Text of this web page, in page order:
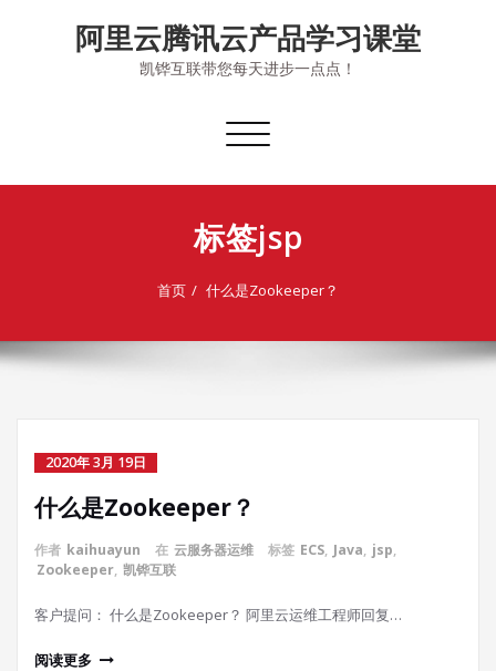
阿里云腾讯云产品学习课堂
凯铧互联带您每天进步一点点！
切
导
标签jsp
首页 什么是Zookeeper？
2020年 3月 19日
什么是Zookeeper？
作者 kaihuayun 在 云服务器运维 标签 ECS, Java, jsp,
Zookeeper, 凯铧互联
客户提问： 什么是Zookeeper？ 阿里云运维工程师回复…
阅读更多